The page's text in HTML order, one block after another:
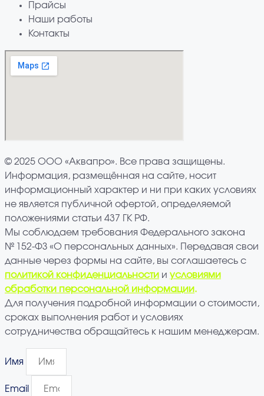
Прайсы
Наши работы
Контакты
© 2025 ООО «Аквапро». Все права защищены.
Информация, размещённая на сайте, носит
информационный характер и ни при каких условиях
не является публичной офертой, определяемой
положениями статьи 437 ГК РФ.
Мы соблюдаем требования Федерального закона
№ 152-ФЗ «О персональных данных». Передавая свои
данные через формы на сайте, вы соглашаетесь с
политикой конфиденциальности и условиями
обработки персональной информации.
Для получения подробной информации о стоимости,
сроках выполнения работ и условиях
сотрудничества обращайтесь к нашим менеджерам.
Имя
Email